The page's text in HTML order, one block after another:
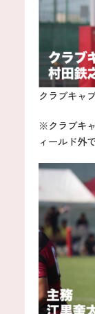
クラブキャ
※クラブキ
ィールド外